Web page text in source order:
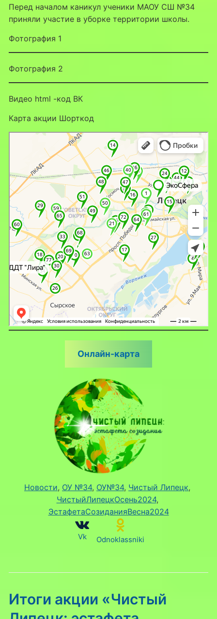
Перед началом каникул ученики МАОУ СШ №34
приняли участие в уборке территории школы.
Фотография 1
Фотография 2
Видео html -код ВК
Карта акции Шорткод
Яндекс Карты — транспорт, навигация, поиск мест
Онлайн-карта
Новости, ОУ №34, ОУ№34, Чистый Липецк
ЧистыйЛипецкОсень2024
ЭстафетаСозиданияВесна2024
Vk Odnoklassniki
Итоги акции «Чистый